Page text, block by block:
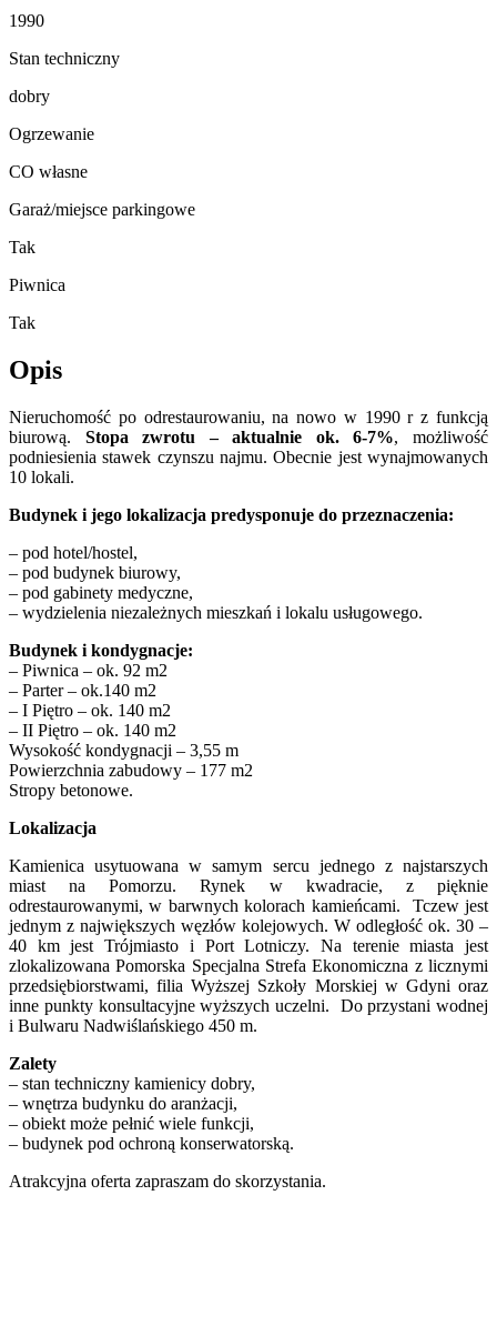
1990
Stan techniczny
dobry
Ogrzewanie
CO własne
Garaż/miejsce parkingowe
Tak
Piwnica
Tak
Opis
Nieruchomość po odrestaurowaniu, na nowo w 1990 r z funkcją
biurową. Stopa zwrotu – aktualnie ok. 6-7%, możliwość
podniesienia stawek czynszu najmu. Obecnie jest wynajmowanych
10 lokali.
Budynek i jego lokalizacja predysponuje do przeznaczenia:
– pod hotel/hostel,
– pod budynek biurowy,
– pod gabinety medyczne,
– wydzielenia niezależnych mieszkań i lokalu usługowego.
Budynek i kondygnacje:
– Piwnica – ok. 92 m2
– Parter – ok.140 m2
– I Piętro – ok. 140 m2
– II Piętro – ok. 140 m2
Wysokość kondygnacji – 3,55 m
Powierzchnia zabudowy – 177 m2
Stropy betonowe.
Lokalizacja
Kamienica usytuowana w samym sercu jednego z najstarszych
miast na Pomorzu. Rynek w kwadracie, z pięknie
odrestaurowanymi, w barwnych kolorach kamieńcami. Tczew jest
jednym z największych węzłów kolejowych. W odległość ok. 30 –
40 km jest Trójmiasto i Port Lotniczy. Na terenie miasta jest
zlokalizowana Pomorska Specjalna Strefa Ekonomiczna z licznymi
przedsiębiorstwami, filia Wyższej Szkoły Morskiej w Gdyni oraz
inne punkty konsultacyjne wyższych uczelni. Do przystani wodnej
i Bulwaru Nadwiślańskiego 450 m.
Zalety
– stan techniczny kamienicy dobry,
– wnętrza budynku do aranżacji,
– obiekt może pełnić wiele funkcji,
– budynek pod ochroną konserwatorską.
Atrakcyjna oferta zapraszam do skorzystania.